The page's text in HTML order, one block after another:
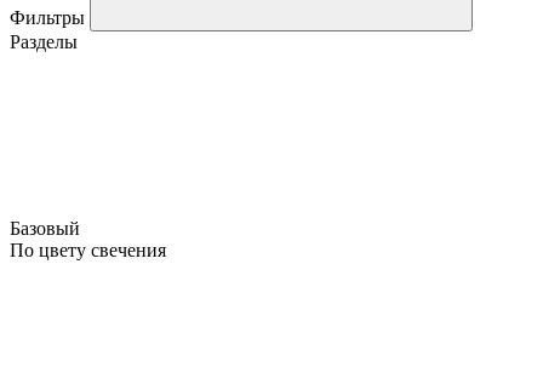
Фильтры
Разделы
Базовый
По цвету свечения